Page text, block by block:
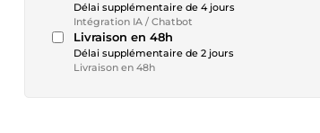
Délai supplémentaire de 4 jours
Intégration IA / Chatbot
Livraison en 48h
Délai supplémentaire de 2 jours
Livraison en 48h